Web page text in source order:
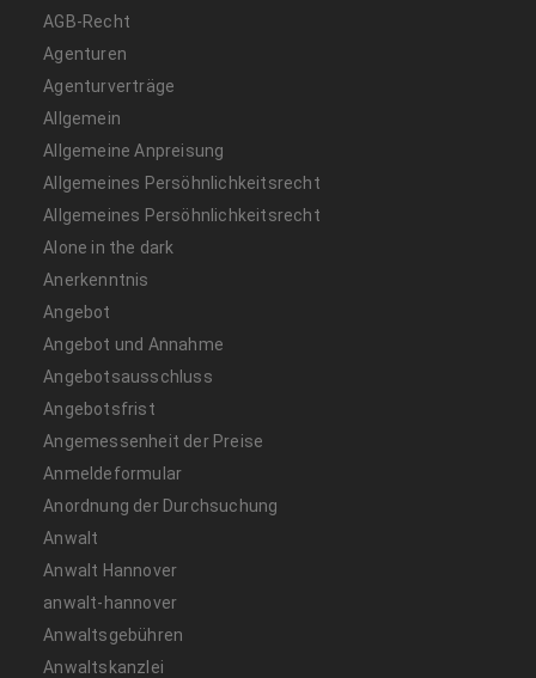
AGB-Recht
Agenturen
Agenturverträge
Allgemein
Allgemeine Anpreisung
Allgemeines Persöhnlichkeitsrecht
Allgemeines Persöhnlichkeitsrecht
Alone in the dark
Anerkenntnis
Angebot
Angebot und Annahme
Angebotsausschluss
Angebotsfrist
Angemessenheit der Preise
Anmeldeformular
Anordnung der Durchsuchung
Anwalt
Anwalt Hannover
anwalt-hannover
Anwaltsgebühren
Anwaltskanzlei